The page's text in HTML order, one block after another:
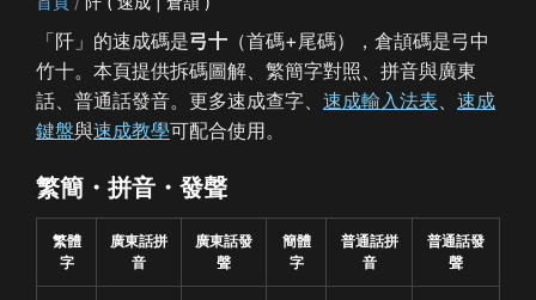
「阡」的速成碼是弓十 （首碼+尾碼），倉頡碼是弓中
竹十。本頁提供拆碼圖解、繁簡字對照、拼音與廣東
話、普通話發音。更多速成查字、 速成輸入法表、 速成
鍵盤與速成教學可配合使用。
繁簡・拼音・發聲
繁體
字
廣東話拼
音
廣東話發
聲
簡體
字
普通話拼
音
普通話發
聲